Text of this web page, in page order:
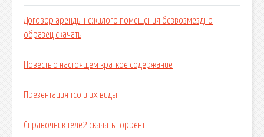
Договор аренды нежилого помещения безвозмездно
образец скачать
Повесть о настоящем краткое содержание
Презентация тсо и их виды
Справочник теле2 скачать торрент